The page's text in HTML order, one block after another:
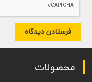
محصولات